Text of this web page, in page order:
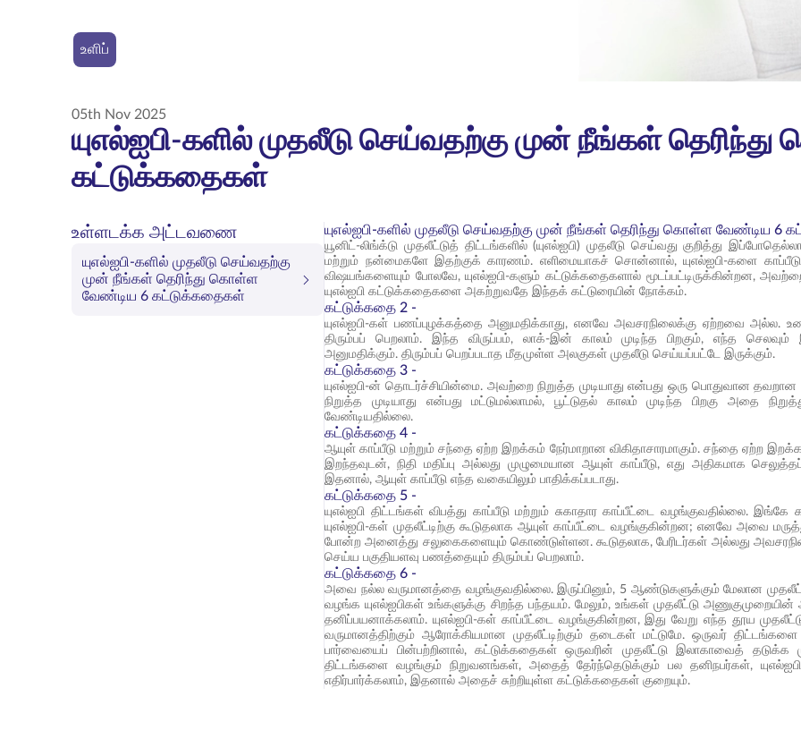
உளிப்
05th Nov 2025
யுஎல்ஐபி-களில் முதலீடு செய்வதற்கு முன் நீங்கள்
கட்டுக்கதைகள்
உள்ளடக்க அட்டவணை
யுஎல்ஐபி-களில் முதலீடு செய்வதற்கு
முன் நீங்கள் தெரிந்து கொள்ள
வேண்டிய 6 கட்டுக்கதைகள்
யுஎல்ஐபி-களில் முதலீடு செய்வதற்கு முன் நீங்கள் தெரிந்து கொள்ள வேண்டிய 6
யூனிட்-லிங்க்டு முதலீட்டுத் திட்டங்களில் (யுஎல்ஐபி) முதலீடு செய்வது குறித்து
மற்றும் நன்மைகளே இதற்குக் காரணம். எளிமையாகச் சொன்னால், யுஎல்ஐபி-களை
விஷயங்களையும் போலவே, யுஎல்ஐபி-களும் கட்டுக்கதைகளால் மூடப்பட்டிருக்கின்றன,
யுஎல்ஐபி கட்டுக்கதைகளை அகற்றுவதே இந்தக் கட்டுரையின் நோக்கம்.
கட்டுக்கதை 2 -
யுஎல்ஐபி-கள் பணப்புழக்கத்தை அனுமதிக்காது, எனவே அவசரநிலைக்கு ஏற்றவை அல்ல.
திரும்பப் பெறலாம். இந்த விருப்பம், லாக்-இன் காலம் முடிந்த பிறகும், எந்த
அனுமதிக்கும். திரும்பப் பெறப்படாத மீதமுள்ள அலகுகள் முதலீடு செய்யப்பட்டே இருக்கும்.
கட்டுக்கதை 3 -
யுஎல்ஐபி-ன் தொடர்ச்சியின்மை. அவற்றை நிறுத்த முடியாது என்பது ஒரு பொதுவான தவறான
நிறுத்த முடியாது என்பது மட்டுமல்லாமல், பூட்டுதல் காலம் முடிந்த பிறகு அதை
வேண்டியதில்லை.
கட்டுக்கதை 4 -
ஆயுள் காப்பீடு மற்றும் சந்தை ஏற்ற இறக்கம் நேர்மாறான விகிதாசாரமாகும். சந்தை ஏற்ற
இறந்தவுடன், நிதி மதிப்பு அல்லது முழுமையான ஆயுள் காப்பீடு, எது அதிகமாக
இதனால், ஆயுள் காப்பீடு எந்த வகையிலும் பாதிக்கப்படாது.
கட்டுக்கதை 5 -
யுஎல்ஐபி திட்டங்கள் விபத்து காப்பீடு மற்றும் சுகாதார காப்பீட்டை வழங்குவதில்லை.
யுஎல்ஐபி-கள் முதலீட்டிற்கு கூடுதலாக ஆயுள் காப்பீட்டை வழங்குகின்றன; எனவே அவை
போன்ற அனைத்து சலுகைகளையும் கொண்டுள்ளன. கூடுதலாக, பேரிடர்கள் அல்லது
செய்ய பகுதியளவு பணத்தையும் திரும்பப் பெறலாம்.
கட்டுக்கதை 6 -
அவை நல்ல வருமானத்தை வழங்குவதில்லை. இருப்பினும், 5 ஆண்டுகளுக்கும் மேலான
வழங்க யுஎல்ஐபிகள் உங்களுக்கு சிறந்த பந்தயம். மேலும், உங்கள் முதலீட்டு
தனிப்பயனாக்கலாம். யுஎல்ஐபி-கள் காப்பீட்டை வழங்குகின்றன, இது வேறு எந்த தூய
வருமானத்திற்கும் ஆரோக்கியமான முதலீட்டிற்கும் தடைகள் மட்டுமே. ஒருவர்
பார்வையைப் பின்பற்றினால், கட்டுக்கதைகள் ஒருவரின் முதலீட்டு இலாகாவைத் தடுக்க
திட்டங்களை வழங்கும் நிறுவனங்கள், அதைத் தேர்ந்தெடுக்கும் பல தனிநபர்கள்,
எதிர்பார்க்கலாம், இதனால் அதைச் சுற்றியுள்ள கட்டுக்கதைகள் குறையும்.